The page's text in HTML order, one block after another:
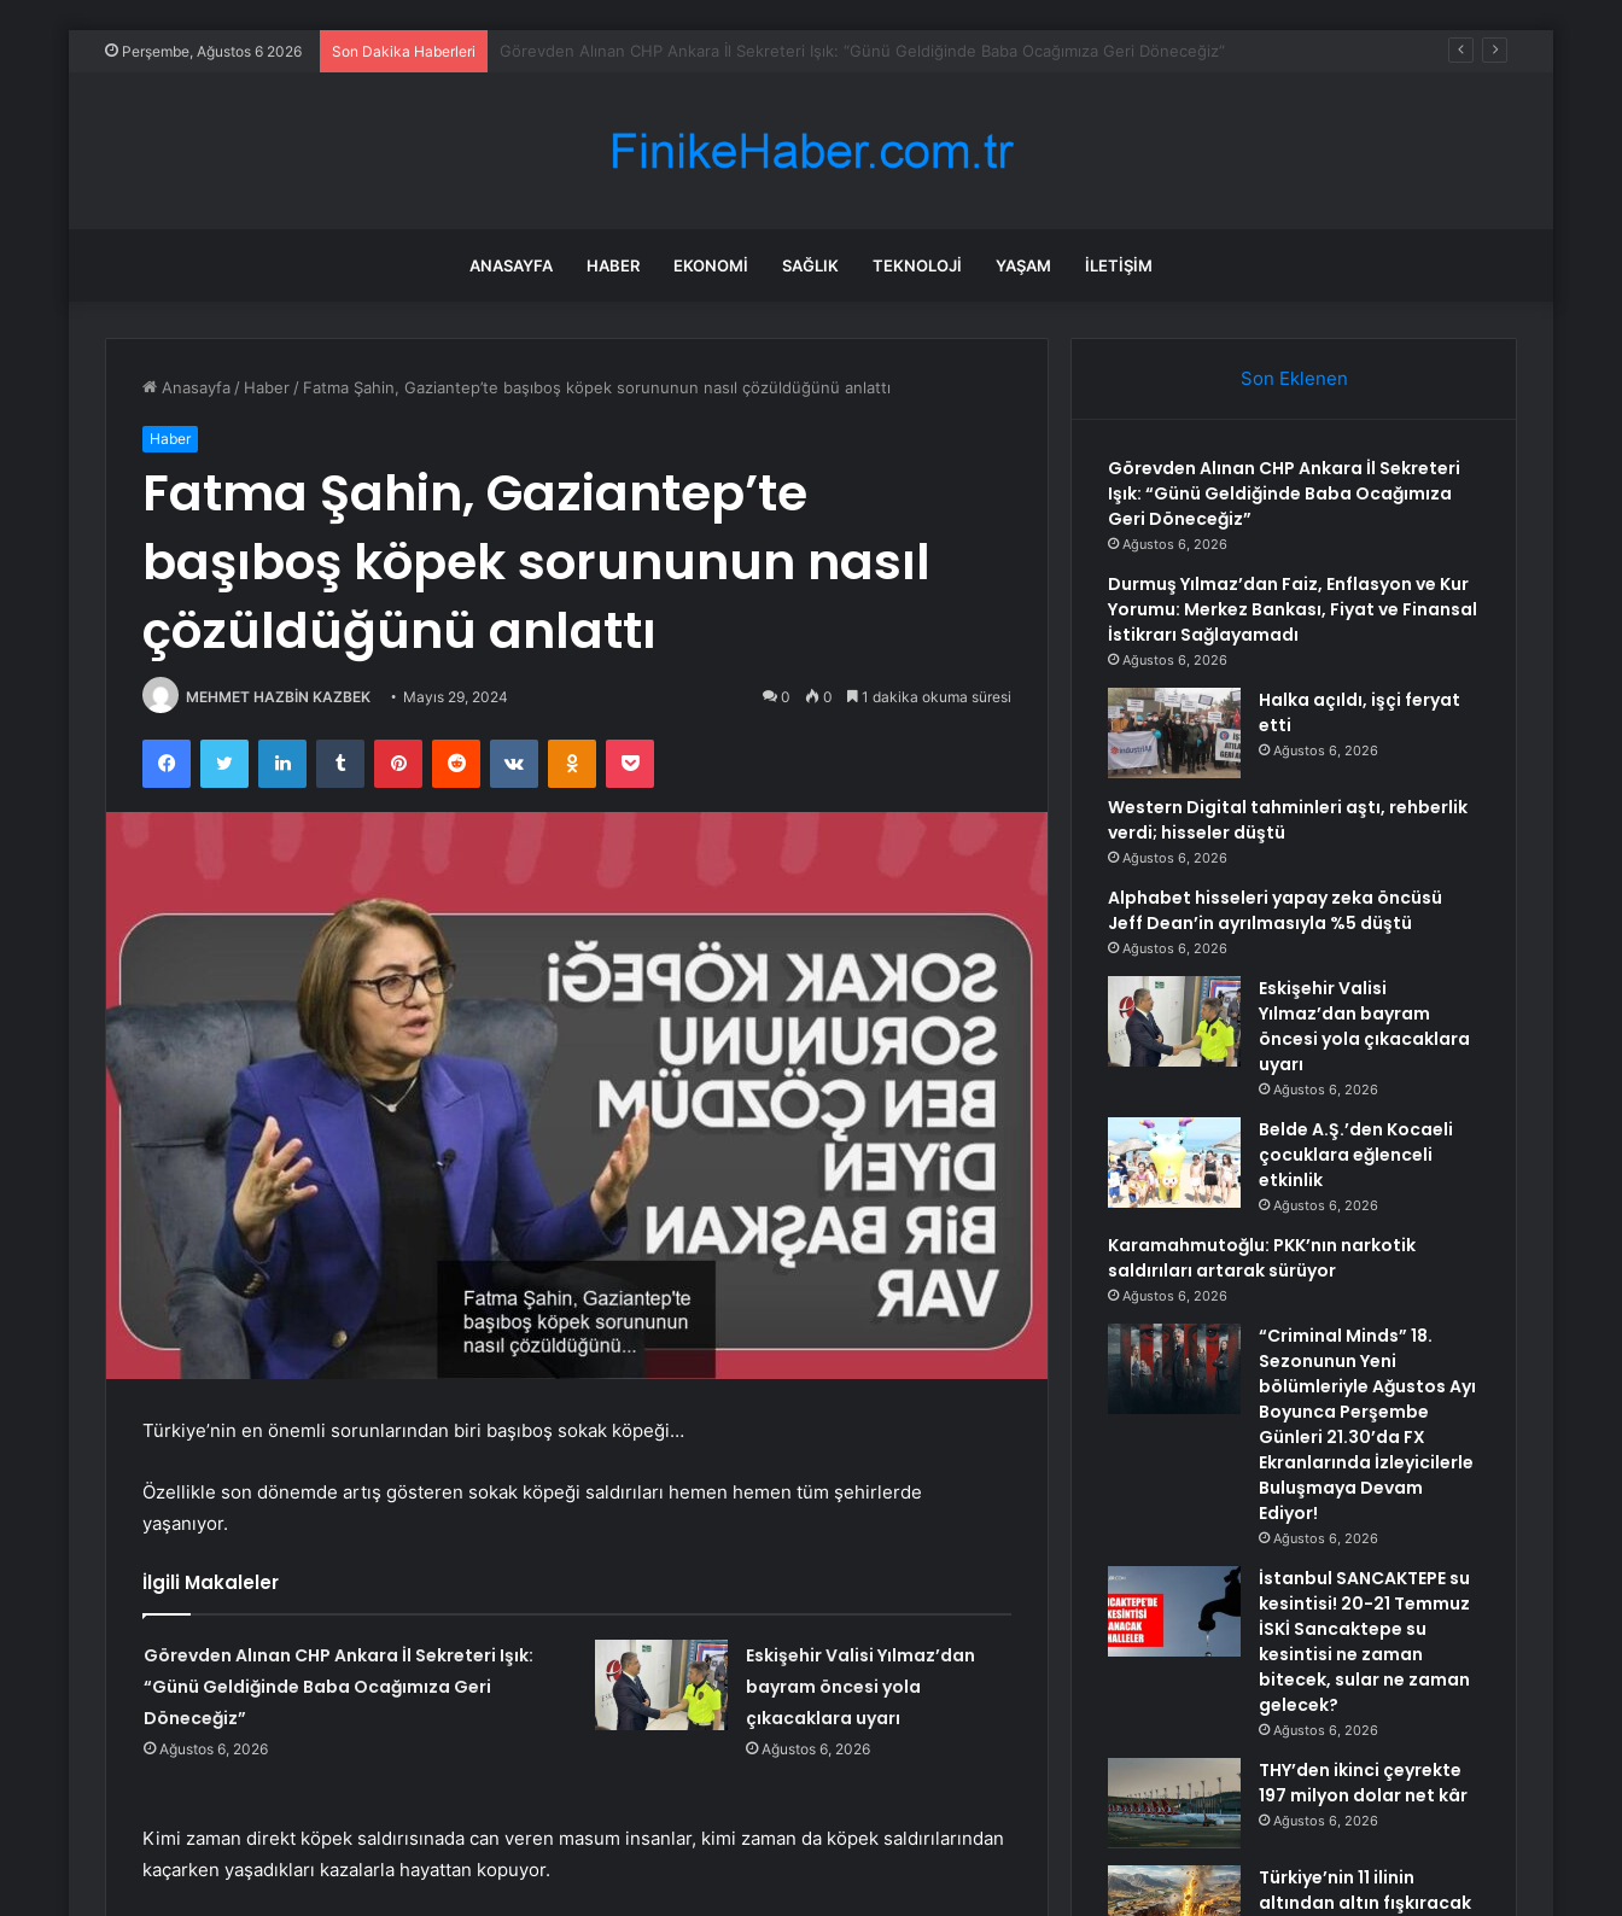
Perşembe, Ağustos 6 2026 Son Dakika Haberleri Durmuş Yılmaz’dan Faiz, Enflasyon ve Kur Yorumu: Merkez Bankası, Fiyat ve Finansal İstikrarı Sağlayamadı
ANASAYFA HABER EKONOMI SAĞLIK TEKNOLOJI YAŞAM İLETIŞIM
Anasayfa / Haber / Fatma Şahin, Gaziantep’te başıboş köpek sorununun nasıl çözüldüğünü anlattı
Haber
Fatma Şahin, Gaziantep’te
başıboş köpek sorununun nasıl
çözüldüğünü anlattı
MEHMET HAZBİN KAZBEK Mayıs 29, 2024 0 0 1 dakika okuma süresi
FacebookTwitter LinkedInTumblr PinterestReddit VKontakteOdnoklassniki
Pocket
Türkiye’nin en önemli sorunlarından biri başıboş sokak köpeği…
Özellikle son dönemde artış gösteren sokak köpeği saldırıları hemen hemen tüm şehirlerde
yaşanıyor.
İlgili Makaleler
Görevden Alınan CHP Ankara İl Sekreteri Işık:
“Günü Geldiğinde Baba Ocağımıza Geri
Döneceğiz”
Ağustos 6, 2026
Eskişehir Valisi Yılmaz’dan
bayram öncesi yola
çıkacaklara uyarı
Ağustos 6, 2026
Kimi zaman direkt köpek saldırısınada can veren masum insanlar, kimi zaman da köpek saldırılarından
kaçarken yaşadıkları kazalarla hayattan kopuyor.
Son Eklenen
Görevden Alınan CHP Ankara İl Sekreteri
Işık: “Günü Geldiğinde Baba Ocağımıza
Geri Döneceğiz”
Ağustos 6, 2026
Durmuş Yılmaz’dan Faiz, Enflasyon ve Kur
Yorumu: Merkez Bankası, Fiyat ve Finansal
İstikrarı Sağlayamadı
Ağustos 6, 2026
Halka açıldı, işçi feryat
etti
Ağustos 6, 2026
Western Digital tahminleri aştı, rehberlik
verdi; hisseler düştü
Ağustos 6, 2026
Alphabet hisseleri yapay zeka öncüsü
Jeff Dean’in ayrılmasıyla %5 düştü
Ağustos 6, 2026
Eskişehir Valisi
Yılmaz’dan bayram
öncesi yola çıkacaklara
uyarı
Ağustos 6, 2026
Belde A.Ş.’den Kocaeli
çocuklara eğlenceli
etkinlik
Ağustos 6, 2026
Karamahmutoğlu: PKK’nın narkotik
saldırıları artarak sürüyor
Ağustos 6, 2026
“Criminal Minds” 18.
Sezonunun Yeni
bölümleriyle Ağustos Ayı
Boyunca Perşembe
Günleri 21.30’da FX
Ekranlarında İzleyicilerle
Buluşmaya Devam
Ediyor!
Ağustos 6, 2026
İstanbul SANCAKTEPE su
kesintisi! 20-21 Temmuz
İSKİ Sancaktepe su
kesintisi ne zaman
bitecek, sular ne zaman
gelecek?
Ağustos 6, 2026
THY’den ikinci çeyrekte
197 milyon dolar net kâr
Ağustos 6, 2026
Türkiye’nin 11 ilinin
altından altın fışkıracak